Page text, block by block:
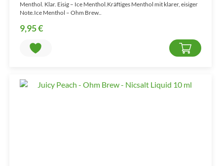
Menthol. Klar. Eisig – Ice Menthol.Kräftiges Menthol mit klarer, eisiger
Note.Ice Menthol – Ohm Brew..
9,95 €